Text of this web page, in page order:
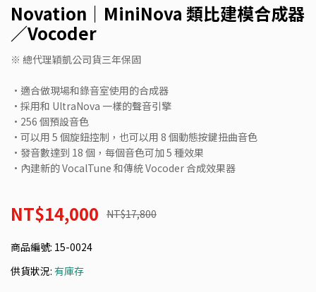
Novation｜MiniNova 類比建模合成器
／Vocoder
※ 總代理穎凱公司貨三年保固
•適合做現場和錄音室使用的合成器
•採用和 UltraNova 一樣的聲音引擎
•256 個預設音色
•可以用 5 個旋鈕控制，也可以用 8 個動態按鍵扭曲音色
•發音數達到 18 個，每個音色可加 5 種效果
•內建新的 VocalTune 和傳統 Vocoder 合成效果器
NT$14,000 NT$17,800
商品編號: 15-0024
供貨狀況: 有庫存